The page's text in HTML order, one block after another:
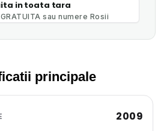
in toata tara
sau numere Rosii
principale
2009